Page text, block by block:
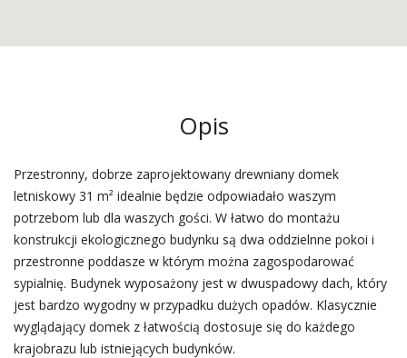
Opis
Przestronny, dobrze zaprojektowany drewniany domek
letniskowy 31 m² idealnie będzie odpowiadało waszym
potrzebom lub dla waszych gości. W łatwo do montażu
konstrukcji ekologicznego budynku są dwa oddzielnne pokoi i
przestronne poddasze w którym można zagospodarować
sypialnię. Budynek wyposażony jest w dwuspadowy dach, który
jest bardzo wygodny w przypadku dużych opadów. Klasycznie
wyglądający domek z łatwością dostosuje się do każdego
krajobrazu lub istniejących budynków.